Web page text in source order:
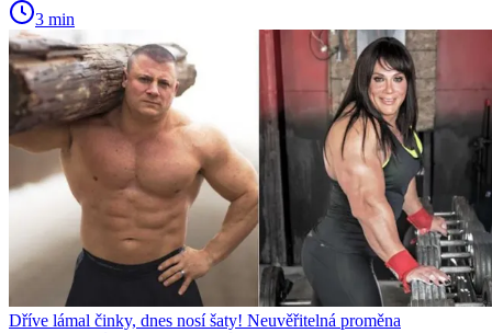
3 min
Dříve lámal činky, dnes nosí šaty! Neuvěřitelná proměna